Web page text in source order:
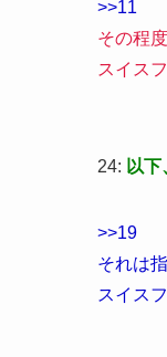
>>11
その程
スイス
24: 以
>>19
それは
スイス